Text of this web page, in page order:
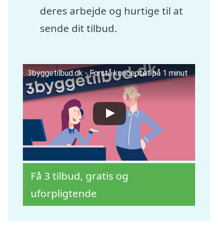
deres arbejde og hurtige til at
sende dit tilbud.
3byggetilbud.dk - Forstå konceptet på 1 minut
Få 3 tilbud, gratis og
uforpligtende